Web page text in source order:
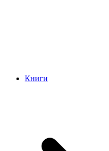
Книги